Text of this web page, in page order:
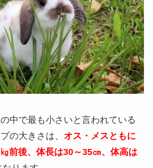
中で最も小さいと言われている
の大きさは、 オス・メスともに
前後、体長は30～35㎝、体高は